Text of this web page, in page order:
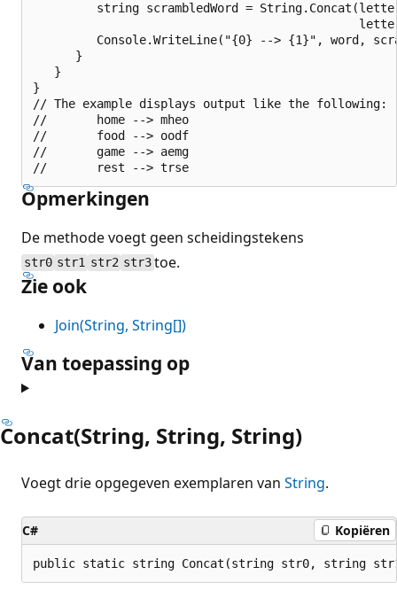
string scrambledWord =
Console.WriteLine("{0} --> {1}", word,
      }
   }
}
// The example displays output like the following:
//       home --> mheo
//       food --> oodf
//       game --> aemg
Opmerkingen
De methode voegt geen scheidingstekens
str0 str1 str2 str3toe.
Zie ook
Join(String, String[])
Van toepassing op
Concat(String, String, String)
Voegt drie opgegeven exemplaren van String.
C# Kopiëren
public static string Concat(string str0, string